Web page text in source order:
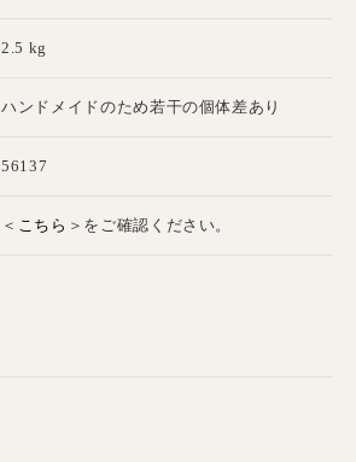
2.5 kg
ハンドメイドのため若干の個体差あり
56137
＜ こちら ＞をご確認ください。